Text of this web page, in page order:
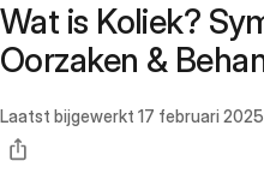
Wat is Koliek?
Oorzaken &
Laatst bijgewerkt 17 februari 2025